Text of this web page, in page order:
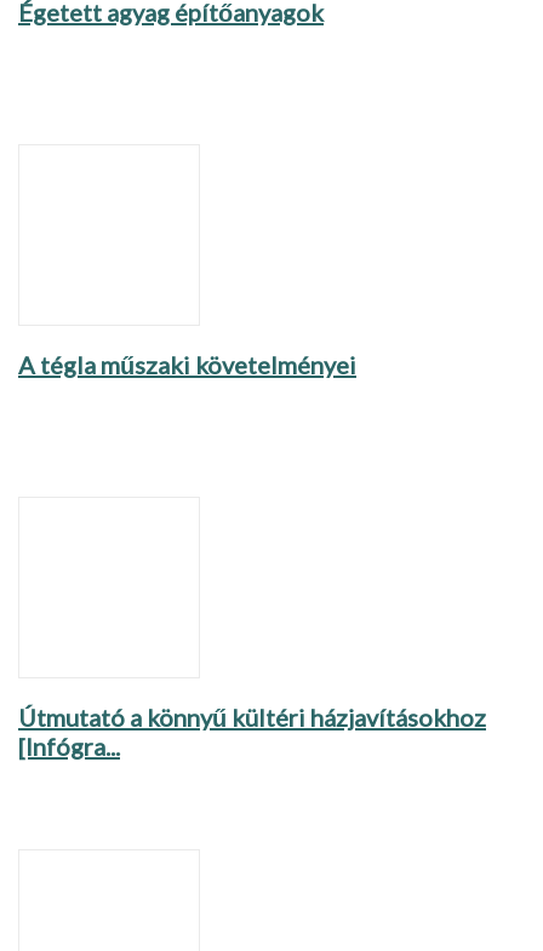
Égetett agyag építőanyagok
A tégla műszaki követelményei
Útmutató a könnyű kültéri házjavításokhoz
[Infógra...